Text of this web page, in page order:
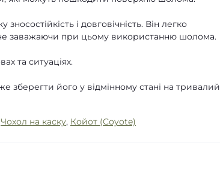
і довговічність. Він легко
заважаючи при цьому використанню шолома.
та ситуаціях.
його у відмінному стані на тривалий
Чохол на каску, Койот (Coyote)